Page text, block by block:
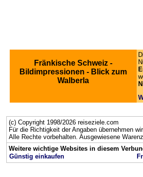
Fränkische Schweiz -
Bildimpressionen - Blick zum
Walberla
(c) Copyright 1998/2026 reiseziele.com
Für die Richtigkeit der Angaben übernehmen
Alle Rechte vorbehalten. Ausgewiesene
Weitere wichtige Websites in diesem
Günstig einkaufen